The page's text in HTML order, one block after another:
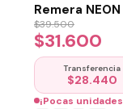
Remera NEON
$39.500
$31.600
Transferencia
$28.440
¡Pocas